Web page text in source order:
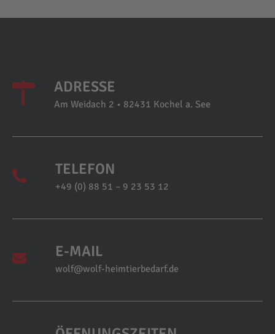
ADRESSE
Am Weidach 2 • 82431 Kochel a. See
TELEFON
+49 (0) 88 51 – 9 23 53 12
E-MAIL
wolf@wolf-heimtierbedarf.de